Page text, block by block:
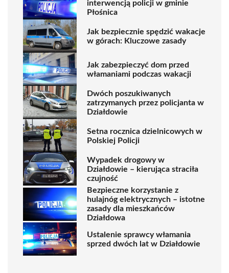
interwencją policji w gminie
Płośnica
Jak bezpiecznie spędzić wakacje
w górach: Kluczowe zasady
Jak zabezpieczyć dom przed
włamaniami podczas wakacji
Dwóch poszukiwanych
zatrzymanych przez policjanta w
Działdowie
Setna rocznica dzielnicowych w
Polskiej Policji
Wypadek drogowy w
Działdowie – kierująca straciła
czujność
Bezpieczne korzystanie z
hulajnóg elektrycznych – istotne
zasady dla mieszkańców
Działdowa
Ustalenie sprawcy włamania
sprzed dwóch lat w Działdowie